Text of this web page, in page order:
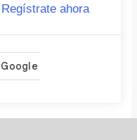
Regístrate ahora